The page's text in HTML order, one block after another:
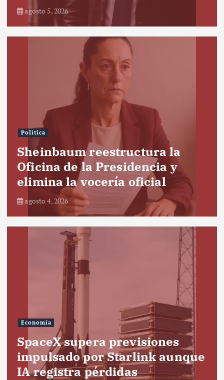
agosto 5, 2026
Política
Sheinbaum reestructura la
Oficina de la Presidencia y
elimina la vocería oficial
agosto 4, 2026
Economía
SpaceX supera previsiones
impulsado por Starlink aunque
IA registra pérdidas